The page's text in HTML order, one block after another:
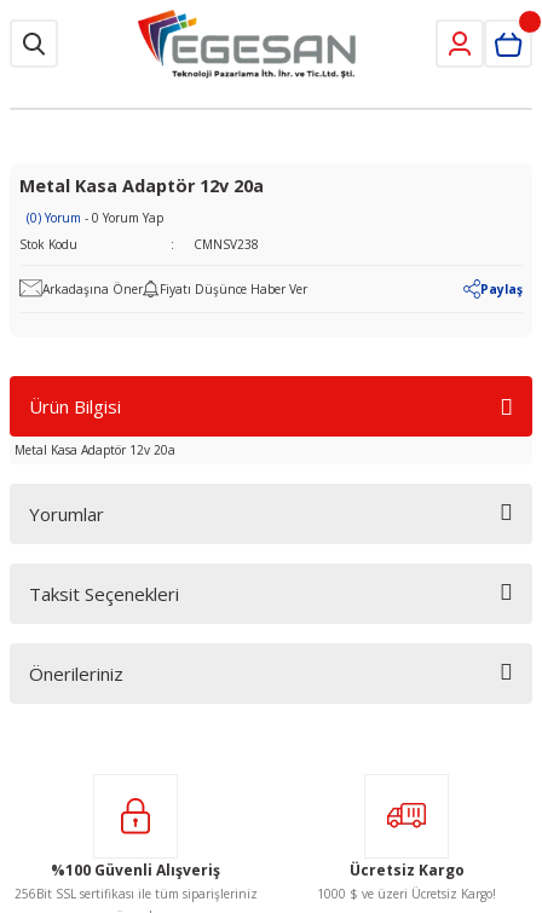
Metal Kasa Adaptör 12v 20a
(0) Yorum - 0 Yorum Yap
Stok Kodu
CMNSV238
Arkadaşına Öner Fiyatı Düşünce Haber Ver Paylaş
Ürün Bilgisi
Metal Kasa Adaptör 12v 20a
Yorumlar
Bu ürüne ilk yorumu siz yapın!
Taksit Seçenekleri
Önerileriniz
Ürün açıklamasında eksik bilgiler bulunuyor.
%100 Güvenli Alışveriş
256Bit SSL sertifikası ile tüm siparişleriniz
Ücretsiz Kargo
1000 $ ve üzeri Ücretsiz Kargo!